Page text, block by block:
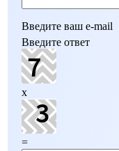
Введите ваш e-mail
Введите ответ
x
=